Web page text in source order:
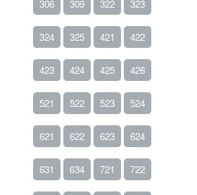
306 309 322 323
324 325 421 422
423 424 425 426
521 522 523 524
621 622 623 624
631 634 721 722